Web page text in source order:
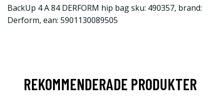
BackUp 4 A 84 DERFORM hip bag sku: 490357, brand:
Derform, ean: 5901130089505
REKOMMENDERADE PRODUKTER